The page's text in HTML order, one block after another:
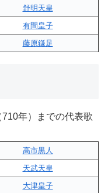
舒明天皇
有間皇子
藤原鎌足
年）までの代表歌
高市黒人
天武天皇
大津皇子